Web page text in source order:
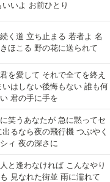
いよ お前ひとり
く道 立ち止まる 若者よ 名
ほこる 野の花に送られて
を愛して それで全てを終え
いはしない後悔もない 誰も何
君の手に手を
笑うあなたが 急に黙ってセ
るなら夜の飛行機 つぶやく
ィ 夜の深さに
と逢わなければ こんなやり
見なれた街並 雨に濡れて